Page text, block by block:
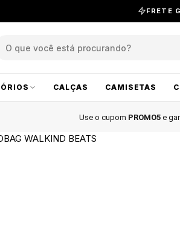
FRETE
CALÇAS CAMISETAS
Use o cupom PROMO5 e
WALKIND BEATS